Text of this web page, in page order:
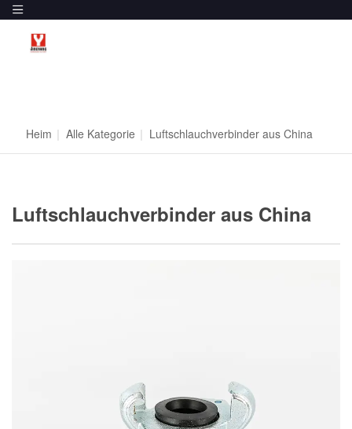
Heim | Alle Kategorie | Luftschlauchverbinder aus China
Luftschlauchverbinder aus China